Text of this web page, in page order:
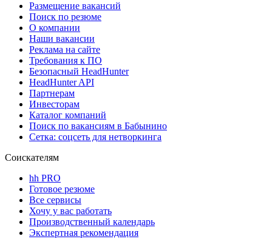
Размещение вакансий
Поиск по резюме
О компании
Наши вакансии
Реклама на сайте
Требования к ПО
Безопасный HeadHunter
HeadHunter API
Партнерам
Инвесторам
Каталог компаний
Поиск по вакансиям в Бабынино
Сетка: соцсеть для нетворкинга
Соискателям
hh PRO
Готовое резюме
Все сервисы
Хочу у вас работать
Производственный календарь
Экспертная рекомендация